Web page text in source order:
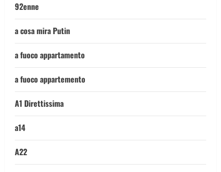
92enne
a cosa mira Putin
a fuoco appartamento
a fuoco appartemento
A1 Direttissima
a14
A22